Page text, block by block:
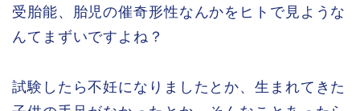
受胎能、胎児の催奇形性なんかをヒトで見ような
んてまずいですよね？
試験したら不妊になりましたとか、生まれてきた